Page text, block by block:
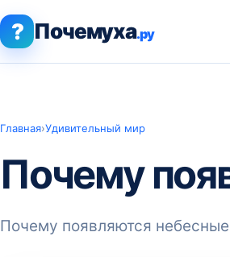
? Почемуха.ру
Главная›Удивительный мир
Почему
Почему появляются